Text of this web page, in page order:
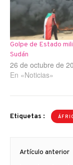
Golpe de Estado
Sudán
26 de octubre de
En «Noticias»
Etiquetas :
deArtículo anterior